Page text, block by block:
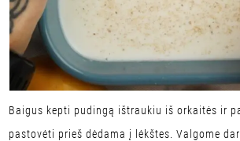
Baigus kepti pudingą ištraukiu iš orkaitės ir
pastovėti prieš dėdama į lėkštes. Valgome